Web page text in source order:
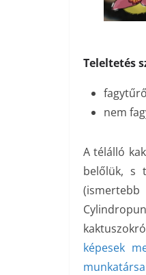
Teleltetés
nem
A télálló
belőlük, s
képesek